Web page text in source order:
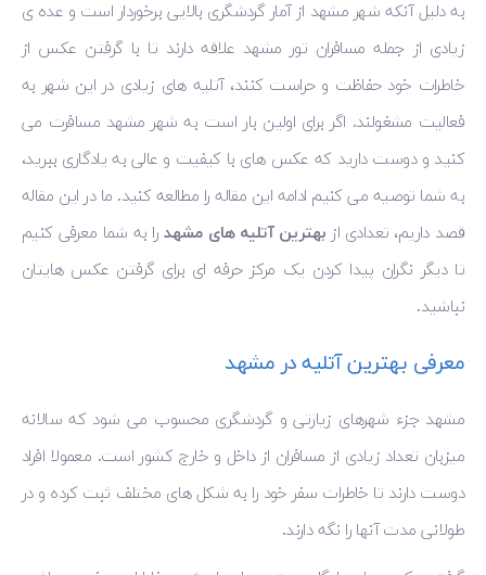
به دلیل آنکه شهر مشهد از آمار گردشگری بالایی برخوردار است و عده ی
زیادی از جمله مسافران تور مشهد علاقه دارند تا با گرفتن عکس از
خاطرات خود حفاظت و حراست کنند، آتلیه های زیادی در این شهر به
فعالیت مشغولند. اگر برای اولین بار است به شهر مشهد مسافرت می
کنید و دوست دارید که عکس های با کیفیت و عالی به یادگاری ببرید،
به شما توصیه می کنیم ادامه این مقاله را مطالعه کنید. ما در این مقاله
قصد داریم، تعدادی از بهترین آتلیه های مشهدرا به شما معرفی کنیم
تا دیگر نگران پیدا کردن یک مرکز حرفه ای برای گرفتن عکس هایتان
نباشید.
معرفی بهترین آتلیه در مشهد
مشهد جزء شهرهای زیارتی و گردشگری محسوب می‌ شود که سالانه
میزبان تعداد زیادی از مسافران از داخل و خارج کشور است. معمولا افراد
دوست دارند تا خاطرات سفر خود را به شکل های مختلف ثبت کرده و در
طولانی مدت آنها را نگه دارند.